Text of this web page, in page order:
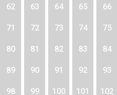
62 63 64 65 66
71 72 73 74 75
80 81 82 83 84
89 90 91 92 93
98 99 100 101 102